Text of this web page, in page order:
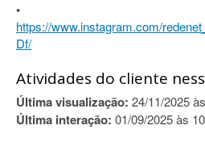
•
https://www.instagram.com/
Df/
Atividades do cliente
Última visualização: 24/11/2025
Última interação: 01/09/2025 às